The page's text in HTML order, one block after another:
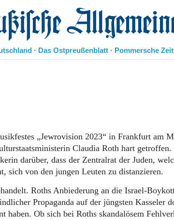
Zeitung
· Das Ostpreußenblatt · Pommersche
Geschichte
Ostpreußen
Pommern
Berlin-Brandenburg
Danzig und Westpreußen
Bücher
„Jewrovision 2023“ in Frankfurt am
Claudia Roth hart getroffen.
darüber, dass der Zentralrat der Juden,
sich von den jungen Leuten zu distanzieren.
Roths Anbiederung an die Israel-
Propaganda auf der jüngsten Kasseler
Ob sich bei Roths skandalösem